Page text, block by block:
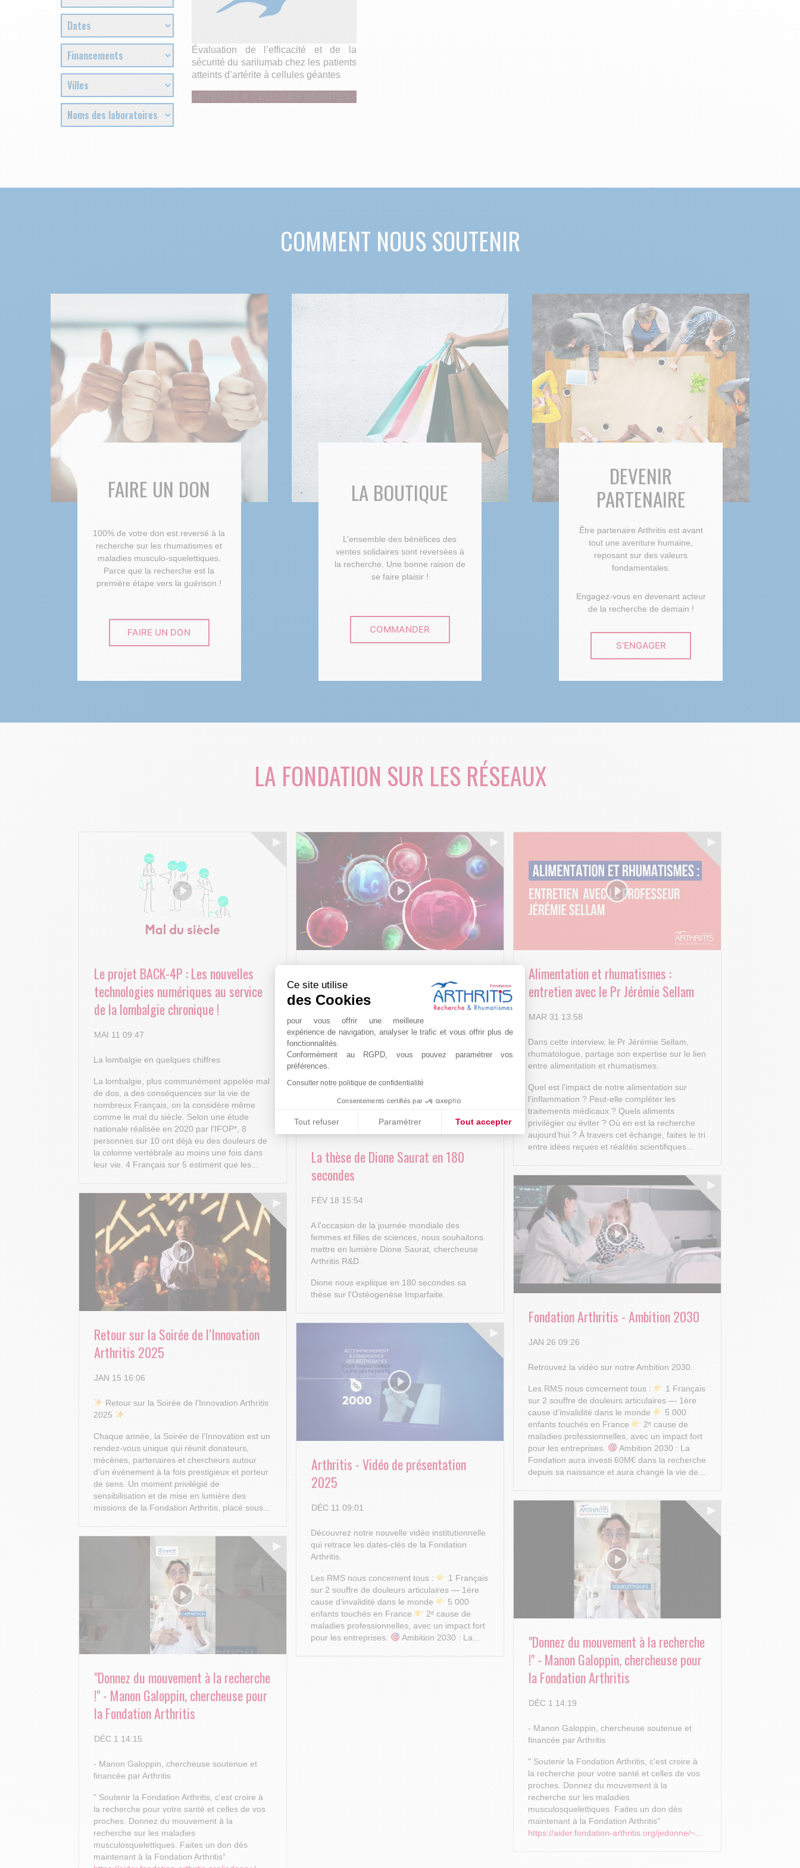
Ce site utilise
des Cookies
pour vous offrir une meilleure
expérience de navigation, analyser le trafic et vous offrir plus de
fonctionnalités.
Conformément au RGPD, vous pouvez paramétrer vos
préférences.
Consulter notre politique de confidentialité
Consentements certifiés par
Tout refuser Paramétrer Tout accepter
Plateforme de Gestion du Consentement : Personnalisez vos Options
Notre plateforme vous permet d'adapter et de gérer vos paramètres de confidentialité, en garantissant la conformité avec
Évaluation de l’efficacité et de la
sécurité du sarilumab chez les patients
atteints d’artérite à cellules géantes
COMMENT NOUS SOUTENIR
FAIRE UN DON
100% de votre don est reversé à la
recherche sur les rhumatismes et
maladies musculo-squelettiques.
Parce que la recherche est la
première étape vers la guérison !
FAIRE UN DON
LA BOUTIQUE
L’ensemble des bénéfices des
ventes solidaires sont reversées à
la recherche. Une bonne raison de
se faire plaisir !
COMMANDER
DEVENIR
PARTENAIRE
Être partenaire Arthritis est avant
tout une aventure humaine,
reposant sur des valeurs
fondamentales.
Engagez-vous en devenant acteur
de la recherche de demain !
S'ENGAGER
LA FONDATION SUR LES RÉSEAUX
Le projet BACK-4P : Les nouvelles
technologies numériques au service
de la lombalgie chronique !
MAI 11 09:47
La lombalgie en quelques chiffres
La lombalgie, plus communément appelée mal
de dos, a des conséquences sur la vie de
nombreux Français, on la considère même
comme le mal du siècle. Selon une étude
nationale réalisée en 2020 par l'IFOP*, 8
personnes sur 10 ont déjà eu des douleurs de
la colonne vertébrale au moins une fois dans
leur vie. 4 Français sur 5 estiment que les...
AVR 22 15:01
Alimentation et rhumatismes :
entretien avec le Pr Jérémie Sellam
MAR 31 13:58
Dans cette interview, le Pr Jérémie Sellam,
rhumatologue, partage son expertise sur le lien
entre alimentation et rhumatismes.
Quel est l’impact de notre alimentation sur
l’inflammation ? Peut-elle compléter les
traitements médicaux ? Quels aliments
privilégier ou éviter ? Où en est la recherche
aujourd’hui ? À travers cet échange, faites le tri
entre idées reçues et réalités scientifiques...
La thèse de Dione Saurat en 180
secondes
FÉV 18 15:54
A l'occasion de la journée mondiale des
femmes et filles de sciences, nous souhaitons
mettre en lumière Dione Saurat, chercheuse
Arthritis R&D.
Dione nous explique en 180 secondes sa
thèse sur l'Ostéogenèse Imparfaite.
Fondation Arthritis - Ambition 2030
JAN 26 09:26
Retrouvez la vidéo sur notre Ambition 2030.
Les RMS nous concernent tous :
1 Français
sur 2 souffre de douleurs articulaires — 1ère
cause d’invalidité dans le monde
5 000
enfants touchés en France
2ᵉ cause de
maladies professionnelles, avec un impact fort
pour les entreprises.
Ambition 2030 : La
Fondation aura investi 60M€ dans la recherche
depuis sa naissance et aura changé la vie de...
Retour sur la Soirée de l’Innovation
Arthritis 2025
JAN 15 16:06
​ Retour sur la Soirée de l’Innovation Arthritis
2025
Chaque année, la Soirée de l’Innovation est un
rendez-vous unique qui réunit donateurs,
mécènes, partenaires et chercheurs autour
d’un événement à la fois prestigieux et porteur
de sens. Un moment privilégié de
sensibilisation et de mise en lumière des
missions de la Fondation Arthritis, placé sous...
Arthritis - Vidéo de présentation
2025
DÉC 11 09:01
Découvrez notre nouvelle vidéo institutionnelle
qui retrace les dates-clés de la Fondation
Arthritis.
Les RMS nous concernent tous :
1 Français
sur 2 souffre de douleurs articulaires — 1ère
cause d’invalidité dans le monde
5 000
enfants touchés en France
2ᵉ cause de
maladies professionnelles, avec un impact fort
pour les entreprises.
Ambition 2030 : La...
"Donnez du mouvement à la recherche
!" - Manon Galoppin, chercheuse pour
la Fondation Arthritis
DÉC 1 14:19
- Manon Galoppin, chercheuse soutenue et
financée par Arthritis
" Soutenir la Fondation Arthritis, c'est croire à
la recherche pour votre santé et celles de vos
proches. Donnez du mouvement à la
recherche sur les maladies
musculosquelettiques. Faites un don dès
maintenant à la Fondation Arthritis"
https://aider.fondation-arthritis.org/jedonne/~...
"Donnez du mouvement à la recherche
!" - Manon Galoppin, chercheuse pour
la Fondation Arthritis
DÉC 1 14:15
- Manon Galoppin, chercheuse soutenue et
financée par Arthritis
" Soutenir la Fondation Arthritis, c'est croire à
la recherche pour votre santé et celles de vos
proches. Donnez du mouvement à la
recherche sur les maladies
musculosquelettiques. Faites un don dès
maintenant à la Fondation Arthritis"